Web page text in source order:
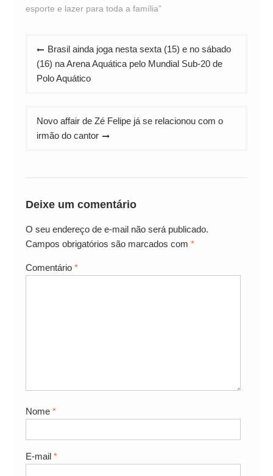
esporte e lazer para toda a família”
Navegação
de
Post
Brasil ainda joga nesta sexta (15) e no sábado
(16) na Arena Aquática pelo Mundial Sub-20 de
Polo Aquático
Novo affair de Zé Felipe já se relacionou com o
irmão do cantor
Deixe um comentário
O seu endereço de e-mail não será publicado.
Campos obrigatórios são marcados com *
Comentário *
Nome *
E-mail *